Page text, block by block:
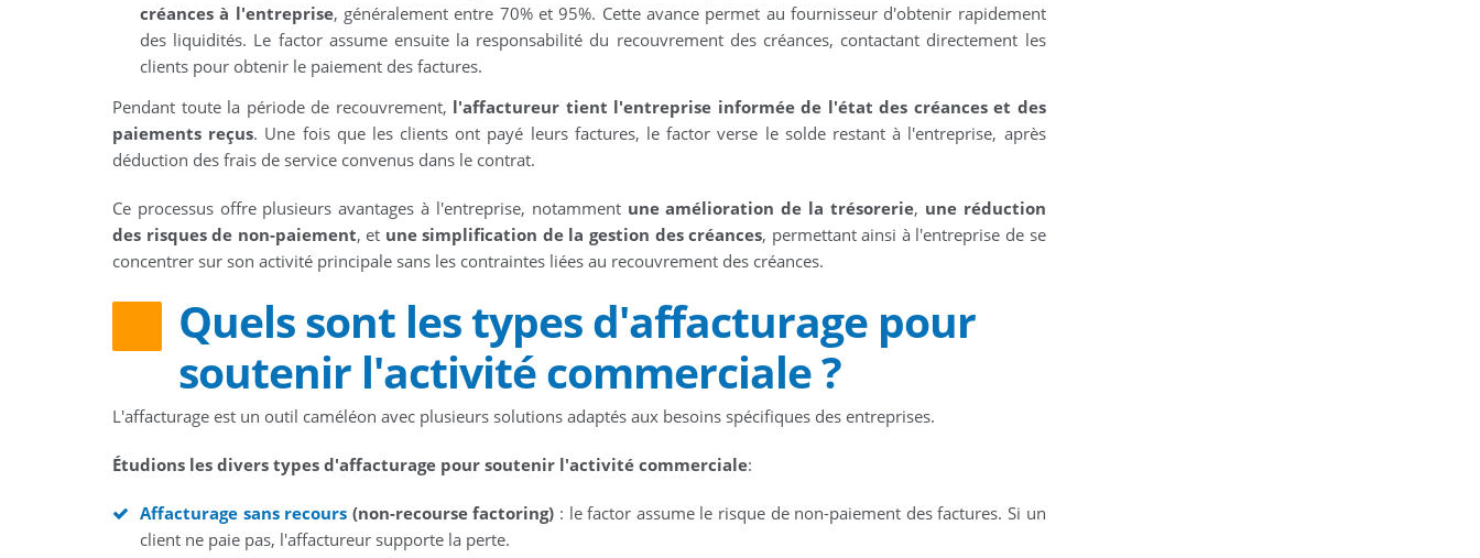
créances à l'entreprise, généralement entre 70% et 95%. Cette avance permet au fournisseur d'obtenir rapidement
des liquidités. Le factor assume ensuite la responsabilité du recouvrement des créances, contactant directement les
clients pour obtenir le paiement des factures.
Pendant toute la période de recouvrement, l'affactureur tient l'entreprise informée de l'état des créances et des
paiements reçus. Une fois que les clients ont payé leurs factures, le factor verse le solde restant à l'entreprise, après
déduction des frais de service convenus dans le contrat.
Ce processus offre plusieurs avantages à l'entreprise, notamment une amélioration de la trésorerie, une réduction
des risques de non-paiement, et une simplification de la gestion des créances, permettant ainsi à l'entreprise de se
concentrer sur son activité principale sans les contraintes liées au recouvrement des créances.
Quels sont les types d'affacturage pour
soutenir l'activité commerciale ?
L'affacturage est un outil caméléon avec plusieurs solutions adaptés aux besoins spécifiques des entreprises.
Étudions les divers types d'affacturage pour soutenir l'activité commerciale:
Affacturage sans recours (non-recourse factoring) : le factor assume le risque de non-paiement des factures. Si un
client ne paie pas, l'affactureur supporte la perte.